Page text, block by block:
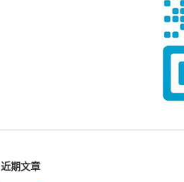
近期文章